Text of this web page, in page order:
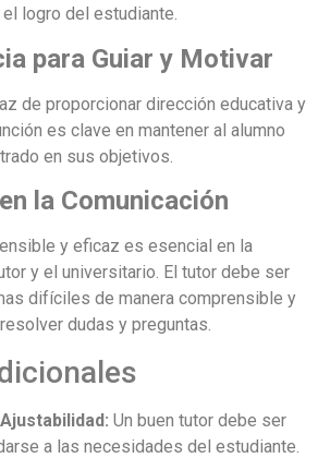
logro del estudiante.
para Guiar y Motivar
de proporcionar dirección educativa y
es clave en mantener al alumno
en sus objetivos.
la Comunicación
y eficaz es esencial en la
y el universitario. El tutor debe ser
difíciles de manera comprensible y
dudas y preguntas.
Un buen tutor debe ser
a las necesidades del estudiante.